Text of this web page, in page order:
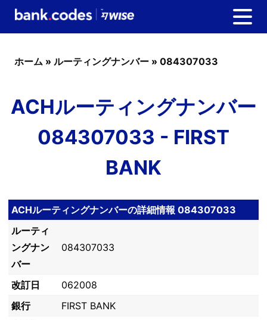
ホーム » ルーティングナンバー » 084307033
ACHルーティングナンバー
084307033 - FIRST
BANK
ACHルーティングナンバーの詳細情報 084307033
ルーティ
ングナン
バー
084307033
改訂日
062008
銀行
FIRST BANK